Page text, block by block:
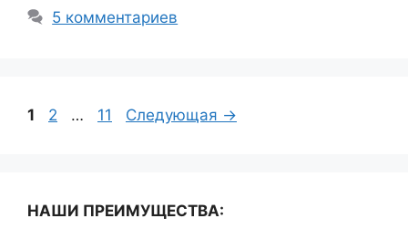
5 комментариев
Страница
1 Страница
2 … Страница
11 Следующая →
НАШИ ПРЕИМУЩЕСТВА: